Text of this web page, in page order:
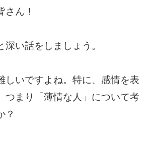
さん！
深い話をしましょう。
しいですよね。特に、感情を表
つまり「薄情な人」について考
？